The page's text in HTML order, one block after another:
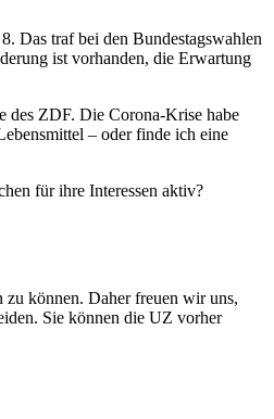
Das traf bei den Bundestagswahlen
ist vorhanden, die Erwartung
des ZDF. Die Corona-Krise habe
– oder finde ich eine
für ihre Inte­ressen aktiv?
können. Daher freuen wir uns,
Sie können die UZ vorher